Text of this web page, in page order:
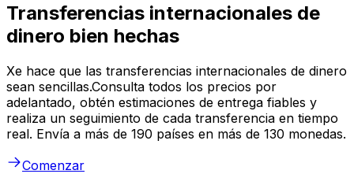
Transferencias internacionales de
dinero bien hechas
Xe hace que las transferencias internacionales de dinero
sean sencillas.Consulta todos los precios por
adelantado, obtén estimaciones de entrega fiables y
realiza un seguimiento de cada transferencia en tiempo
real. Envía a más de 190 países en más de 130 monedas.
Comenzar